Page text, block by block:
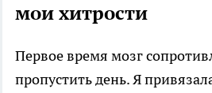
мои хитрости
Первое время мозг
пропустить день. Я